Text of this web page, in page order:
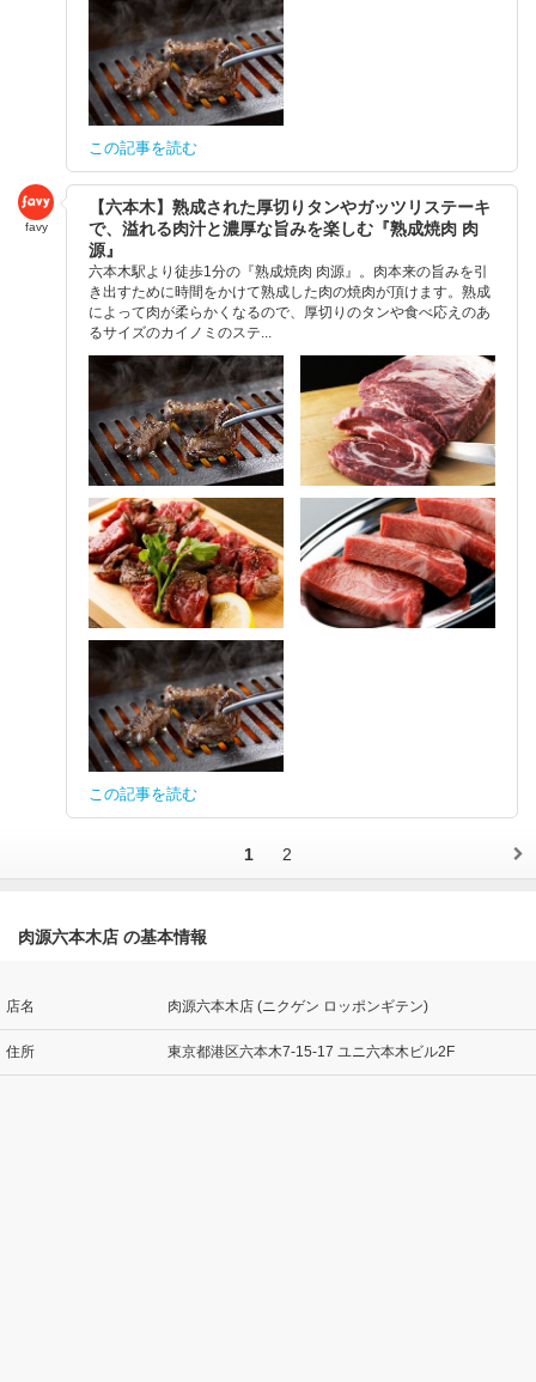
この記事を読む
favy
【六本木】熟成された厚切りタンやガッツリステーキ
で、溢れる肉汁と濃厚な旨みを楽しむ『熟成焼肉 肉
源』
六本木駅より徒歩1分の『熟成焼肉 肉源』。肉本来の旨みを引
き出すために時間をかけて熟成した肉の焼肉が頂けます。熟成
によって肉が柔らかくなるので、厚切りのタンや食べ応えのあ
るサイズのカイノミのステ...
この記事を読む
1 2
肉源六本木店 の基本情報
店名 肉源六本木店 (ニクゲン ロッポンギテン)
住所 東京都港区六本木7-15-17 ユニ六本木ビル2F